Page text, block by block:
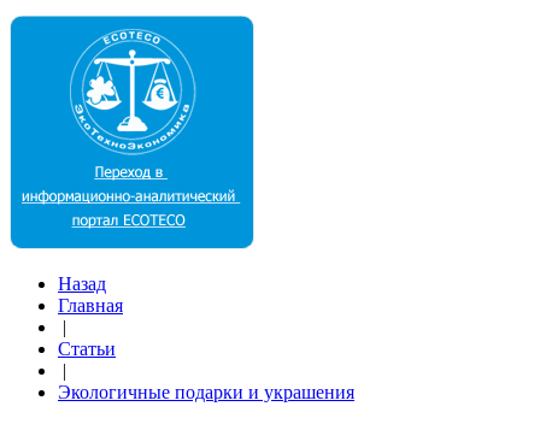
Назад
Главная
|
Статьи
|
Экологичные подарки и украшения